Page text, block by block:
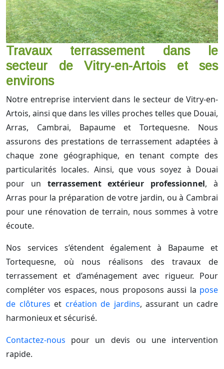
Travaux terrassement dans le
secteur de Vitry-en-Artois et ses
environs
Notre entreprise intervient dans le secteur de Vitry-en-
Artois, ainsi que dans les villes proches telles que Douai,
Arras, Cambrai, Bapaume et Tortequesne. Nous
assurons des prestations de terrassement adaptées à
chaque zone géographique, en tenant compte des
particularités locales. Ainsi, que vous soyez à Douai
pour un terrassement extérieur professionnel, à
Arras pour la préparation de votre jardin, ou à Cambrai
pour une rénovation de terrain, nous sommes à votre
écoute.
Nos services s’étendent également à Bapaume et
Tortequesne, où nous réalisons des travaux de
terrassement et d’aménagement avec rigueur. Pour
compléter vos espaces, nous proposons aussi la pose
de clôtures et création de jardins, assurant un cadre
harmonieux et sécurisé.
Contactez-nous pour un devis ou une intervention
rapide.